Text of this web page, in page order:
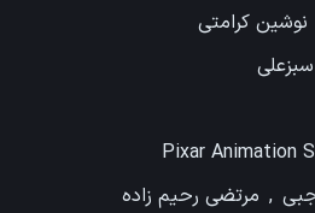
نوشین کرامتی
Pixar Animation
, مرتضی رحیم زاده